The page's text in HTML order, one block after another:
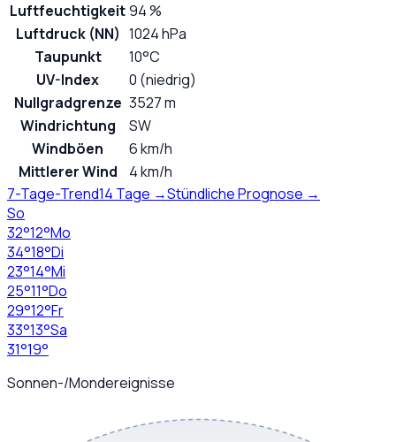
Luftfeuchtigkeit94 %
Luftdruck (NN) 1024 hPa
Taupunkt
10°C
UV-Index
0 (niedrig)
Nullgradgrenze 3527 m
Windrichtung
SW
Windböen
6 km/h
Mittlerer Wind
4 km/h
7-Tage-Trend14 Tage →Stündliche Prognose →
So
32°12°Mo
34°18°Di
23°14°Mi
25°11°Do
29°12°Fr
33°13°Sa
31°19°
Sonnen-/Mondereignisse